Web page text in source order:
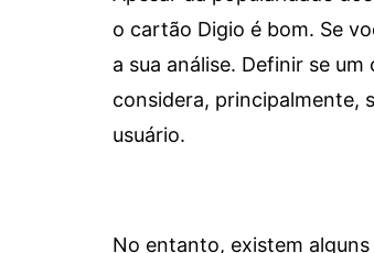
o cartão Digio é bom. Se
a sua análise. Definir se
considera, principalmente,
usuário.
No entanto, existem